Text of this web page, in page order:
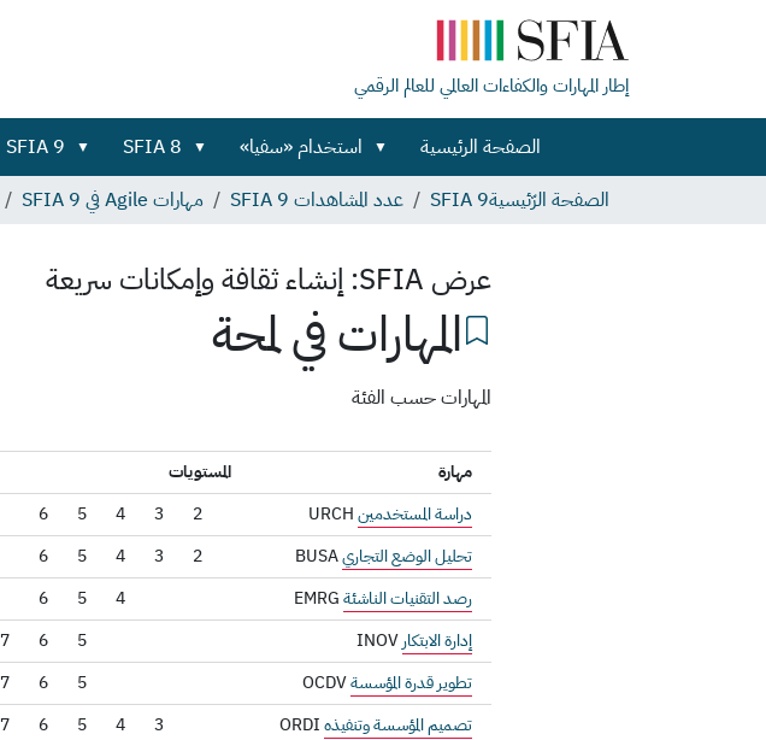
إطار المهارات والكفاءات العالمي للعالم الرقمي
الصفحة الرئيسية استخدام «سفيا» SFIA 8
SFIA 9
الصفحة الرّئيسيةSFIA 9 عدد المشاهدات SFIA 9 مهارات Agile في SFIA 9
عرض SFIA: إنشاء ثقافة وإمكانات سريعة
المهارات في لمحة
المهارات حسب الفئة
مهارة
المستويات
دراسة المستخدمينURCH
2
3
4
5
6
تحليل الوضع التجاريBUSA
2
3
4
5
6
رصد التقنيات الناشئةEMRG
4
5
6
إدارة الابتكارINOV
5
6
7
تطوير قدرة المؤسسةOCDV
5
6
7
تصميم المؤسسة وتنفيذهORDI
3
4
5
6
7